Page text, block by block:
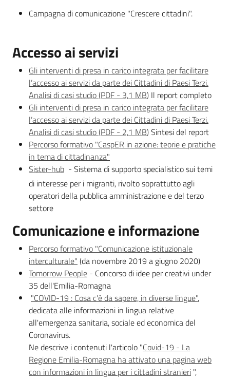
Campagna di comunicazione "Crescere cittadini".
Accesso ai servizi
Gli interventi di presa in carico integrata per facilitare
l’accesso ai servizi da parte dei Cittadini di Paesi Terzi.
Analisi di casi studio(PDF - 3,1 MB) Il report completo
Gli interventi di presa in carico integrata per facilitare
l’accesso ai servizi da parte dei Cittadini di Paesi Terzi.
Analisi di casi studio(PDF - 2,1 MB)Sintesi del report
Percorso formativo "CaspER in azione: teorie e pratiche
in tema di cittadinanza"
Sister-hub - Sistema di supporto specialistico sui temi
di interesse per i migranti, rivolto soprattutto agli
operatori della pubblica amministrazione e del terzo
settore
Comunicazione e informazione
Percorso formativo "Comunicazione istituzionale
interculturale" (da novembre 2019 a giugno 2020)
Tomorrow People - Concorso di idee per creativi under
35 dell'Emilia-Romagna
"COVID-19 : Cosa c'è da sapere, in diverse lingue",
dedicata alle informazioni in lingua relative
all'emergenza sanitaria, sociale ed economica del
Coronavirus.
Ne descrive i contenuti l'articolo "Covid-19 - La
Regione Emilia-Romagna ha attivato una pagina web
con informazioni in lingua per i cittadini stranieri ",